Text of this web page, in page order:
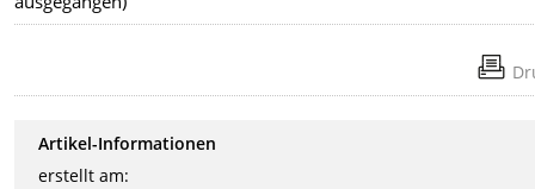
Artikel-Informationen
erstellt am: